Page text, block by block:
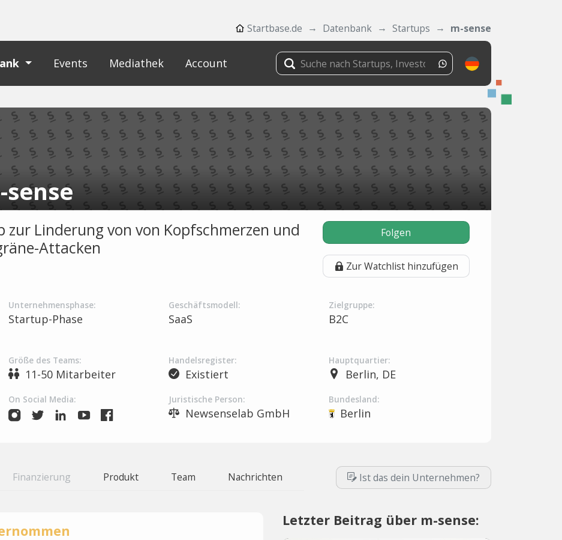
Startbase.de Datenbank Startups m-sense
Events Mediathek Account
sense
zur Linderung von von Kopfschmerzen und
Attacken
Folgen
Zur Watchlist hinzufügen
Unternehmensphase:
Startup-Phase
Geschäftsmodell:
SaaS
Zielgruppe:
B2C
Größe des Teams:
11-50 Mitarbeiter
Handelsregister:
Existiert
Hauptquartier:
Berlin, DE
On Social Media: Juristische Person:
Newsenselab GmbH
Bundesland:
Berlin
Finanzierung Produkt Team Nachrichten Ist das dein Unternehmen?
Letzter Beitrag über m-sense: